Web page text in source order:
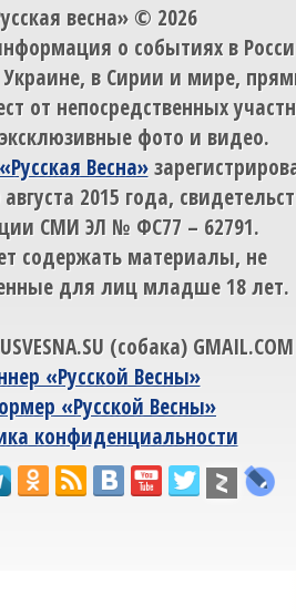
весна» © 2026
о событиях в
Украине, в Сирии и мире,
от непосредственных
фото и видео.
Весна»
2015 года,
СМИ ЭЛ № ФС77 – 62791.
содержать материалы, не
для лиц младше 18 лет.
(собака) GMAIL.COM
«Русской Весны»
«Русской Весны»
конфиденциальности